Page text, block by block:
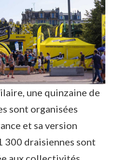
une quinzaine de
sont organisées
et sa version
300 draisiennes sont